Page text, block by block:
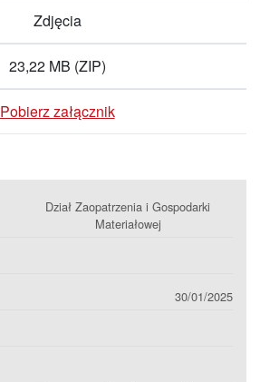
Zdjęcia
23,22 MB (ZIP)
Pobierz załącznik
Dział Zaopatrzenia i Gospodarki
Materiałowej
30/01/2025